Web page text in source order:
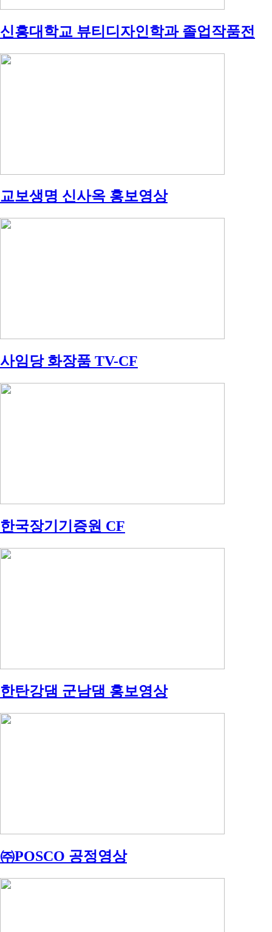
신흥대학교 뷰티디자인학과 졸업작품전
교보생명 신사옥 홍보영상
사임당 화장품 TV-CF
한국장기기증원 CF
한탄강댐 군남댐 홍보영상
㈜POSCO 공정영상